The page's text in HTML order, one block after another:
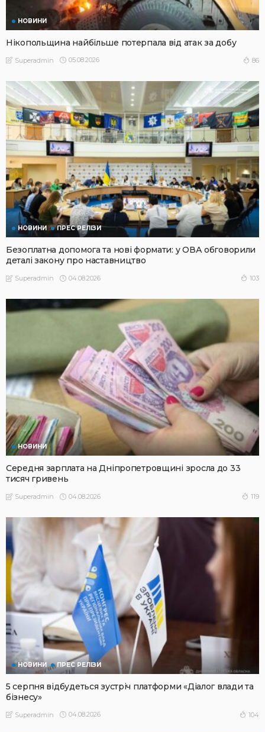
НОВИНИ
Нікопольщина найбільше потерпала від атак за добу
Superadmin 05.08.2026 86
НОВИНИ ПРЕС РЕЛІЗИ
Безоплатна допомога та нові формати: у ОВА обговорили
деталі закону про наставництво
Superadmin 04.08.2026 103
НОВИНИ
Середня зарплата на Дніпропетровщині зросла до 33
тисяч гривень
Superadmin 04.08.2026 119
НОВИНИ ПРЕС РЕЛІЗИ
5 серпня відбудеться зустріч платформи «Діалог влади та
бізнесу»
Superadmin 04.08.2026 104